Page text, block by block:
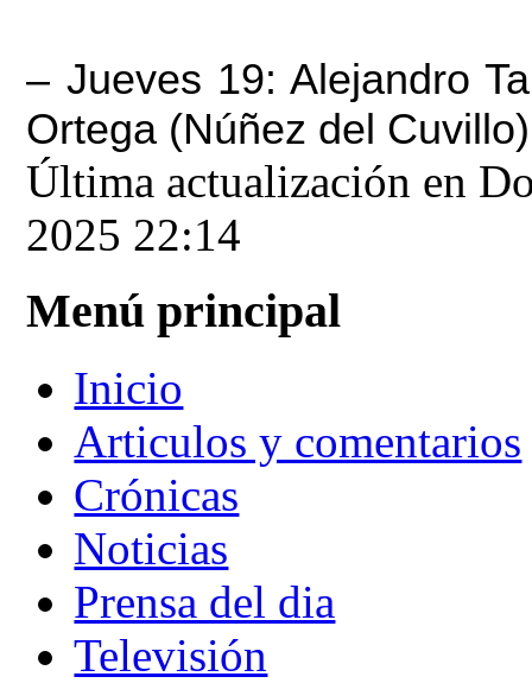
– Jueves 19: Alejandro
Ortega (Núñez del Cuvillo)
Última actualización en
2025 22:14
Menú principal
Inicio
Articulos y comentarios
Crónicas
Noticias
Prensa del dia
Televisión